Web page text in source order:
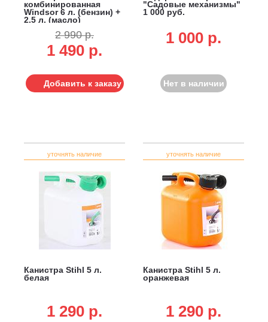
комбинированная
Windsor 6 л. (бензин) +
2.5 л. (масло)
2 990 р.
1 490 р.
Добавить к заказу
"Садовые механизмы"
1 000 руб.
1 000 p.
Нет в наличии
уточнять наличие
Канистра Stihl 5 л.
белая
1 290 p.
уточнять наличие
Канистра Stihl 5 л.
оранжевая
1 290 p.